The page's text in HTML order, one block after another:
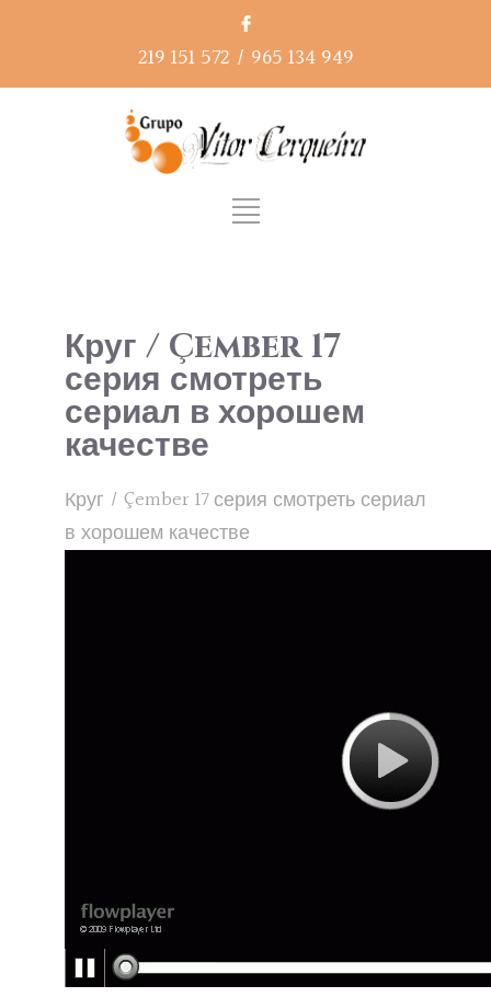
219 151 572 / 965 134 949
Круг / Çember 17
серия смотреть
сериал в хорошем
качестве
Круг / Çember 17 серия смотреть сериал
в хорошем качестве